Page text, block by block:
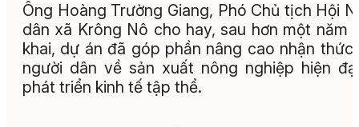
Ông Hoàng Trường Giang, Phó Chủ tịch Hội
dân xã Krông Nô cho hay, sau hơn một năm
khai, dự án đã góp phần nâng cao nhận thức
người dân về sản xuất nông nghiệp hiện
phát triển kinh tế tập thể.